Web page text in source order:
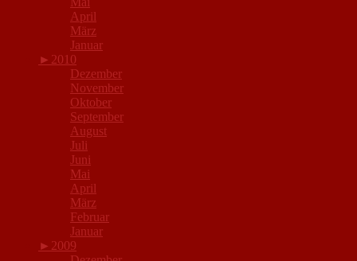
April
März
Januar
► 2010
Dezember
November
Oktober
September
August
Juli
Juni
Mai
April
März
Februar
Januar
► 2009